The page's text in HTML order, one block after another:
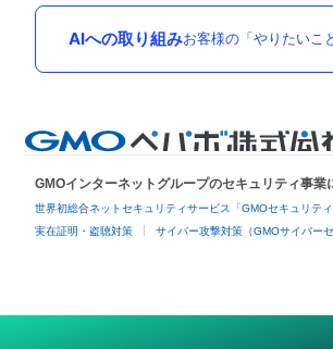
AIへの取り組みお客様の「やりたいこ
GMOインターネットグループのセキュリティ事業
世界初総合ネットセキュリティサービス「GMOセキュリティ
実在証明・盗聴対策 サイバー攻撃対策（GMOサイバー